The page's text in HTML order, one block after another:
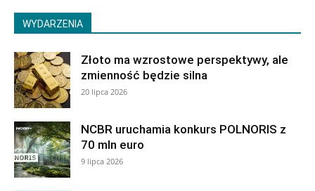
WYDARZENIA
Złoto ma wzrostowe perspektywy, ale
zmienność będzie silna
20 lipca 2026
NCBR uruchamia konkurs POLNORIS z
70 mln euro
9 lipca 2026